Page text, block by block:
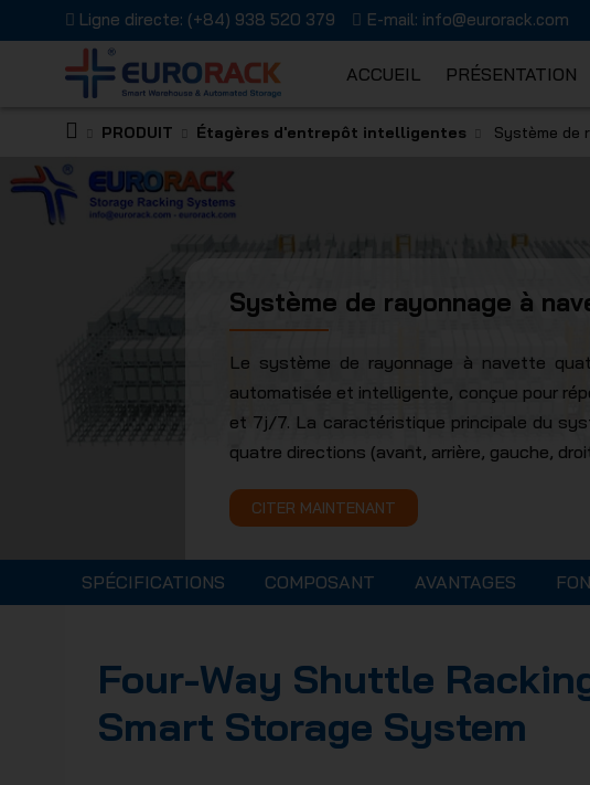
Ligne directe: (+84) 938 520 379 E-mail: info@eurorack.com
ACCUEIL PRÉSENTATION
JSC
PRODUIT Étagères d'entrepôt intelligentes Système de
Système de rayonnage à
Le système de rayonnage à navette
automatisée et intelligente, conçue pour
et 7j/7. La caractéristique principale du
quatre directions (avant, arrière, gauche,
CITER MAINTENANT
SPÉCIFICATIONS COMPOSANT AVANTAGES
Four-Way Shuttle Racking
Smart Storage System